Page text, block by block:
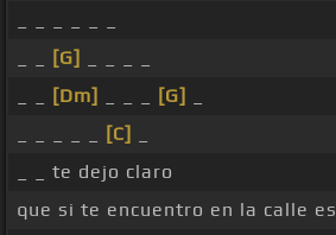
[G]
[Dm] [G]
[C]
_ _ te dejo claro
que si te encuentro en la calle es